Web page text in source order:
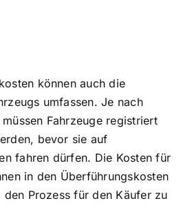
können auch die
umfassen. Je nach
Fahrzeuge registriert
bevor sie auf
fahren dürfen. Die Kosten für
in den Überführungskosten
den Prozess für den Käufer zu